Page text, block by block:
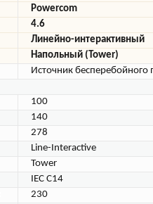
Powercom
4.6
Линейно-интерактивный
Напольный (Tower)
Источник бесперебойного
100
140
278
Line-Interactive
Tower
IEC C14
230